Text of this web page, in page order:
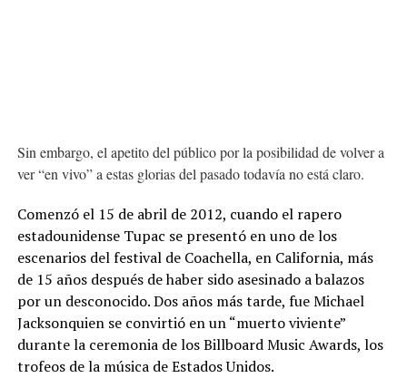
Sin embargo, el apetito del público por la posibilidad de volver a
ver “en vivo” a estas glorias del pasado todavía no está claro.
Comenzó el 15 de abril de 2012, cuando el rapero
estadounidense Tupac se presentó en uno de los
escenarios del festival de Coachella, en California, más
de 15 años después de haber sido asesinado a balazos
por un desconocido. Dos años más tarde, fue Michael
Jacksonquien se convirtió en un “muerto viviente”
durante la ceremonia de los Billboard Music Awards, los
trofeos de la música de Estados Unidos.